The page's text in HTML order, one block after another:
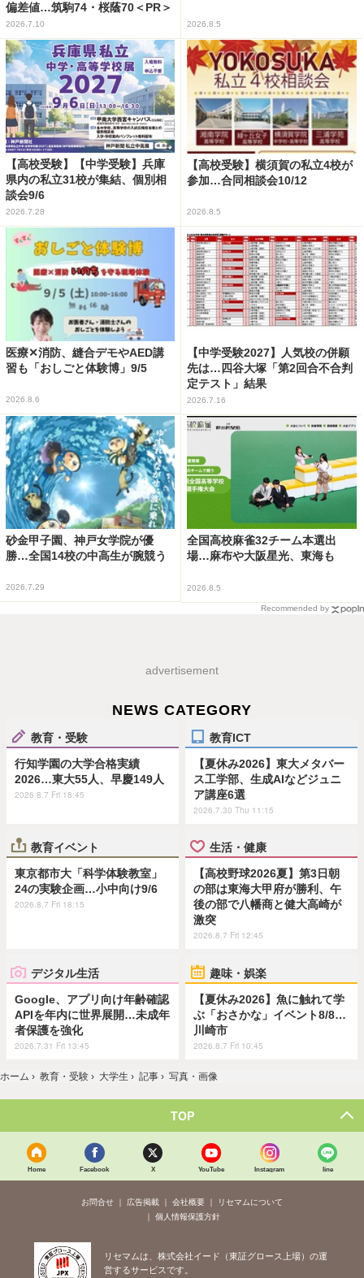
偏差値…筑駒74・桜蔭70＜PR＞
2026.7.10 2026.8.5
【高校受験】【中学受験】兵庫
県内の私立31校が集結、個別相
談会9/6
2026.7.28
【高校受験】横須賀の私立4校が
参加…合同相談会10/12
2026.8.5
医療✕消防、縫合デモやAED講
習も「おしごと体験博」9/5
2026.8.6
【中学受験2027】人気校の併願
先は…四谷大塚「第2回合不合判
定テスト」結果
2026.7.16
砂金甲子園、神戸女学院が優
勝…全国14校の中高生が腕競う
2026.7.29
全国高校麻雀32チーム本選出
場…麻布や大阪星光、東海も
2026.8.5
Recommended by
advertisement
NEWS CATEGORY
教育・受験
行知学園の大学合格実績
2026…東大55人、早慶149人
2026.8.7 Fri 18:45
教育ICT
【夏休み2026】東大メタバー
ス工学部、生成AIなどジュニ
ア講座6選
2026.7.30 Thu 11:15
教育イベント
東京都市大「科学体験教室」
24の実験企画…小中向け9/6
2026.8.7 Fri 18:15
生活・健康
【高校野球2026夏】第3日朝
の部は東海大甲府が勝利、午
後の部で八幡商と健大高崎が
激突
2026.8.7 Fri 12:45
デジタル生活
Google、アプリ向け年齢確認
APIを年内に世界展開…未成年
者保護を強化
2026.7.31 Fri 13:45
趣味・娯楽
【夏休み2026】魚に触れて学
ぶ「おさかな」イベント8/8…
川崎市
2026.8.7 Fri 10:45
ホーム › 教育・受験 › 大学生 › 記事 › 写真・画像
TOP
Home Facebook X YouTube Instagram line
お問合せ 広告掲載 会社概要
リセマムについて
個人情報保護方針
リセマムは、株式会社イード（東証グロース上場）の運
営するサービスです。